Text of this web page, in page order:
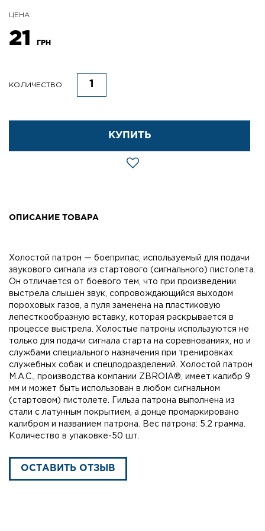
ЦЕНА
21 ГРН
КОЛИЧЕСТВО
КУПИТЬ
ОПИСАНИЕ ТОВАРА
Холостой патрон — боеприпас, используемый для подачи
звукового сигнала из стартового (сигнального) пистолета.
Он отличается от боевого тем, что при произведении
выстрела слышен звук, сопровождающийся выходом
пороховых газов, а пуля заменена на пластиковую
лепесткообразную вставку, которая раскрывается в
процессе выстрела. Холостые патроны используются не
только для подачи сигнала старта на соревнованиях, но и
службами специального назначения при тренировках
служебных собак и спецподразделений. Холостой патрон
M.A.C., производства компании ZBROIA®, имеет калибр 9
мм и может быть использован в любом сигнальном
(стартовом) пистолете. Гильза патрона выполнена из
стали с латунным покрытием, а донце промаркировано
калибром и названием патрона. Вес патрона: 5.2 грамма.
Количество в упаковке-50 шт.
ОСТАВИТЬ ОТЗЫВ